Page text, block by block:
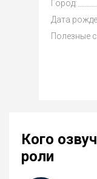
Город:
Дата
Полезные
Кого
роли